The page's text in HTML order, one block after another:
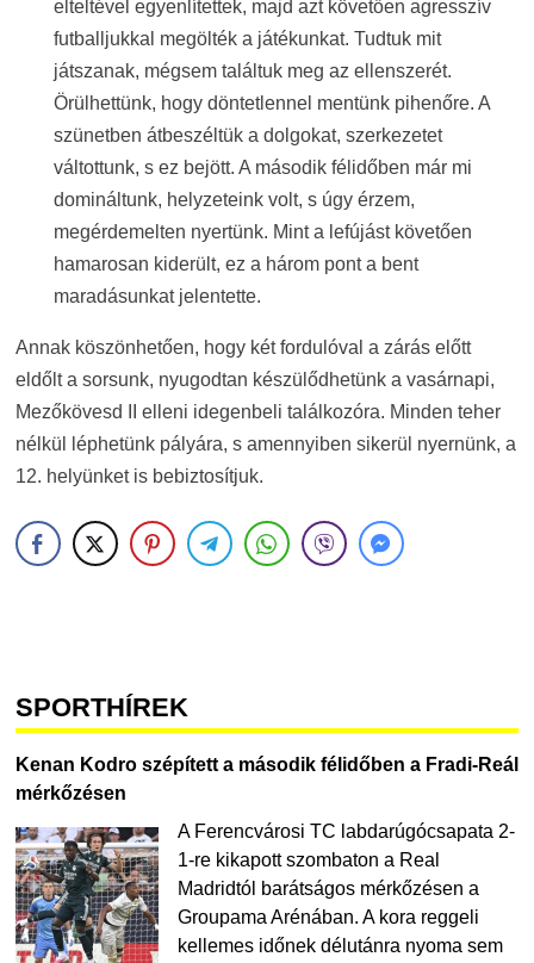
elteltével egyenlítettek, majd azt követően agresszív
futballjukkal megölték a játékunkat. Tudtuk mit
játszanak, mégsem találtuk meg az ellenszerét.
Örülhettünk, hogy döntetlennel mentünk pihenőre. A
szünetben átbeszéltük a dolgokat, szerkezetet
váltottunk, s ez bejött. A második félidőben már mi
domináltunk, helyzeteink volt, s úgy érzem,
megérdemelten nyertünk. Mint a lefújást követően
hamarosan kiderült, ez a három pont a bent
maradásunkat jelentette.
Annak köszönhetően, hogy két fordulóval a zárás előtt
eldőlt a sorsunk, nyugodtan készülődhetünk a vasárnapi,
Mezőkövesd II elleni idegenbeli találkozóra. Minden teher
nélkül léphetünk pályára, s amennyiben sikerül nyernünk, a
12. helyünket is bebiztosítjuk.
SPORTHÍREK
Kenan Kodro szépített a második félidőben a Fradi-Reál
mérkőzésen
A Ferencvárosi TC labdarúgócsapata 2-
1-re kikapott szombaton a Real
Madridtól barátságos mérkőzésen a
Groupama Arénában. A kora reggeli
kellemes időnek délutánra nyoma sem